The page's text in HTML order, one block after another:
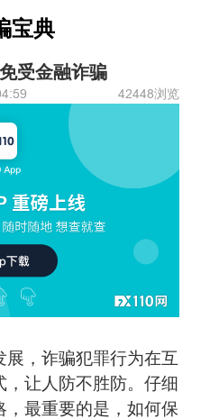
宝典
受金融诈骗
42448浏览
，诈骗犯罪行为在互
让人防不胜防。仔细
最重要的是，如何保